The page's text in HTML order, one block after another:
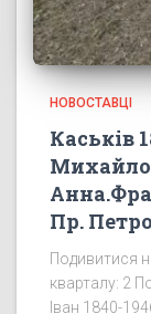
НОВОСТАВЦІ
Каськів
Пр. Петро
Подивитися
кварталу: 2
Іван 1840-